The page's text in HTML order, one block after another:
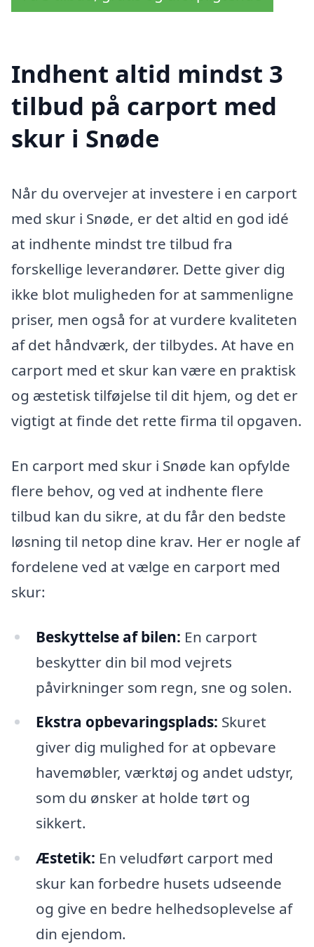
Indhent altid mindst 3
tilbud på carport med
skur i Snøde
Når du overvejer at investere i en carport
med skur i Snøde, er det altid en god idé
at indhente mindst tre tilbud fra
forskellige leverandører. Dette giver dig
ikke blot muligheden for at sammenligne
priser, men også for at vurdere kvaliteten
af det håndværk, der tilbydes. At have en
carport med et skur kan være en praktisk
og æstetisk tilføjelse til dit hjem, og det er
vigtigt at finde det rette firma til opgaven.
En carport med skur i Snøde kan opfylde
flere behov, og ved at indhente flere
tilbud kan du sikre, at du får den bedste
løsning til netop dine krav. Her er nogle af
fordelene ved at vælge en carport med
skur:
Beskyttelse af bilen: En carport
beskytter din bil mod vejrets
påvirkninger som regn, sne og solen.
Ekstra opbevaringsplads: Skuret
giver dig mulighed for at opbevare
havemøbler, værktøj og andet udstyr,
som du ønsker at holde tørt og
sikkert.
Æstetik: En veludført carport med
skur kan forbedre husets udseende
og give en bedre helhedsoplevelse af
din ejendom.